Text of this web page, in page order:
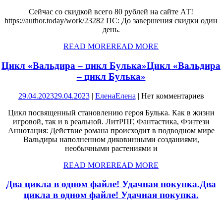
Сейчас со скидкой всего 80 рублей на сайте АТ!
https://author.today/work/23282 ПС: До завершения скидки один
день.
READ MOREREAD MORE
Цикл «Вальдира – цикл Булька»Цикл «Вальдира
– цикл Булька»
29.04.202329.04.2023 | ЕленаЕлена | Нет комментариев
Цикл посвященный становлению героя Булька. Как в жизни
игровой, так и в реальной. ЛитРПГ, Фантастика, Фэнтези
Аннотация: Действие романа происходит в подводном мире
Вальдиры наполненном диковинными созданиями,
необычными растениями и
READ MOREREAD MORE
Два цикла в одном файле! Удачная покупка.Два
цикла в одном файле! Удачная покупка.